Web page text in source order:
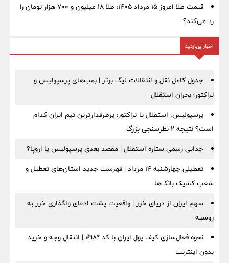
قیمت طلا امروز ۱۵ مرداد ۱۴۰۵؛ طلا ۱۸ میلیون و ۷۰۰ هزار تومان را
رد می‌کند؟
اخبار پربازدید
جدول کامل نقل و انتقالات لیگ برتر | بمب‌های پرسپولیس و
تراکتور؛ بحران استقلال
پرسپولیس، استقلال یا تراکتور؛ پرطرفدارترین تیم ایران کدام
است؟ نتیجه ۲ نظرسنجی بزرگ
جدایی رسمی ستاره استقلال | مقصد بعدی پرسپولیس یا اروپا؟
تعطیلی چهارشنبه ۱۴ مرداد | فهرست جدید استان‌های تعطیل و
شعب کشیک بانک‌ها
سهم ایران از دریای خزر | واقعیت پشت ادعای واگذاری خزر به
روسیه
نحوه فعال‌سازی کیف پول ایران با کد *98# | انتقال وجه و خرید
بدون اینترنت